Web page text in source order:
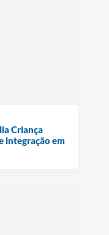
Criança
integração em